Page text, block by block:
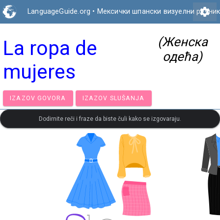
LanguageGuide.org • Мексички шпански визуелни речник
settings
La ropa de
mujeres
(Женска
одећа)
IZAZOV GOVORA IZAZOV SLUŠANJA
Dodirnite reči i fraze da biste čuli kako se izgovaraju.